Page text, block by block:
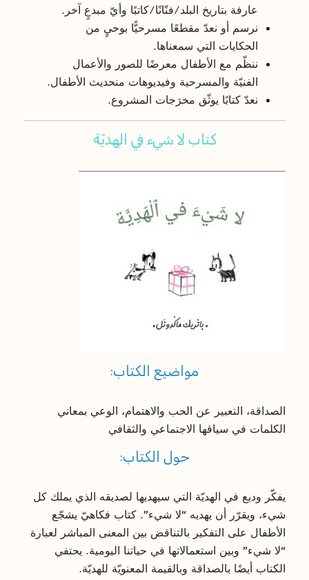
عارفة بتاريخ البلد/فنّانًا/كاتبًا وأيّ مبدعٍ آخر .
نرسم أو نعدّ مقطعًا مسرحيًّا بوحيٍ من
الحكايات التي سمعناها.
ننظّم مع الأطفال معرضًا للصور والأعمال
الفنيّة والمسرحية وفيديوهات منحديث الأطفال.
نعدّ كتابًا يوثّق مخرَجات المشروع.
كتاب لا شيء في الهديّة
مواضيع الكتاب:
الصداقة، التعبير عن الحب والاهتمام، الوعي بمعاني
الكلمات في سياقها الاجتماعي والثقافي
حول الكتاب:
يفكّر وديع في الهديّة التي سيهديها لصديقه الذي يملك كل
شيء، ويقرّر أن يهديه “لا شيء”. كتاب فكاهيّ يشجّع
الأطفال على التفكير بالتناقض بين المعنى المباشر لعبارة
“لا شيء” وبين استعمالاتها في حياتنا اليومية. يحتفي
الكتاب أيضًا بالصداقة وبالقيمة المعنويّة للهديّة.